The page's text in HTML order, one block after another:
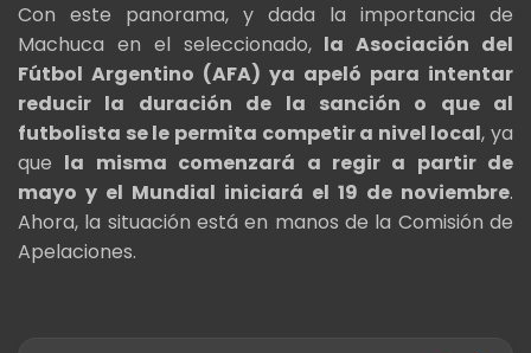
Con este panorama, y dada la importancia de
Machuca en el seleccionado, la Asociación del
Fútbol Argentino (AFA) ya apeló para intentar
reducir la duración de la sanción o que al
futbolista se le permita competir a nivel local, ya
que la misma comenzará a regir a partir de
mayo y el Mundial iniciará el 19 de noviembre.
Ahora, la situación está en manos de la Comisión de
Apelaciones.